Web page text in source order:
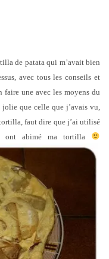
de patata qui m’avait bien
avec tous les conseils et
faire une avec les moyens du
que celle que j’avais vu,
faut dire que j’ai utilisé
ont abimé ma tortilla